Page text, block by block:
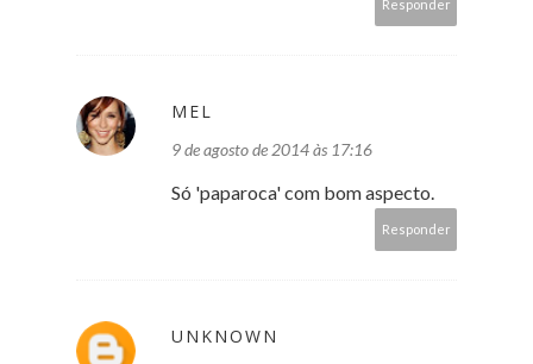
Responder
MEL
9 de agosto de 2014 às 17:16
Só 'paparoca' com bom aspecto.
Responder
UNKNOWN